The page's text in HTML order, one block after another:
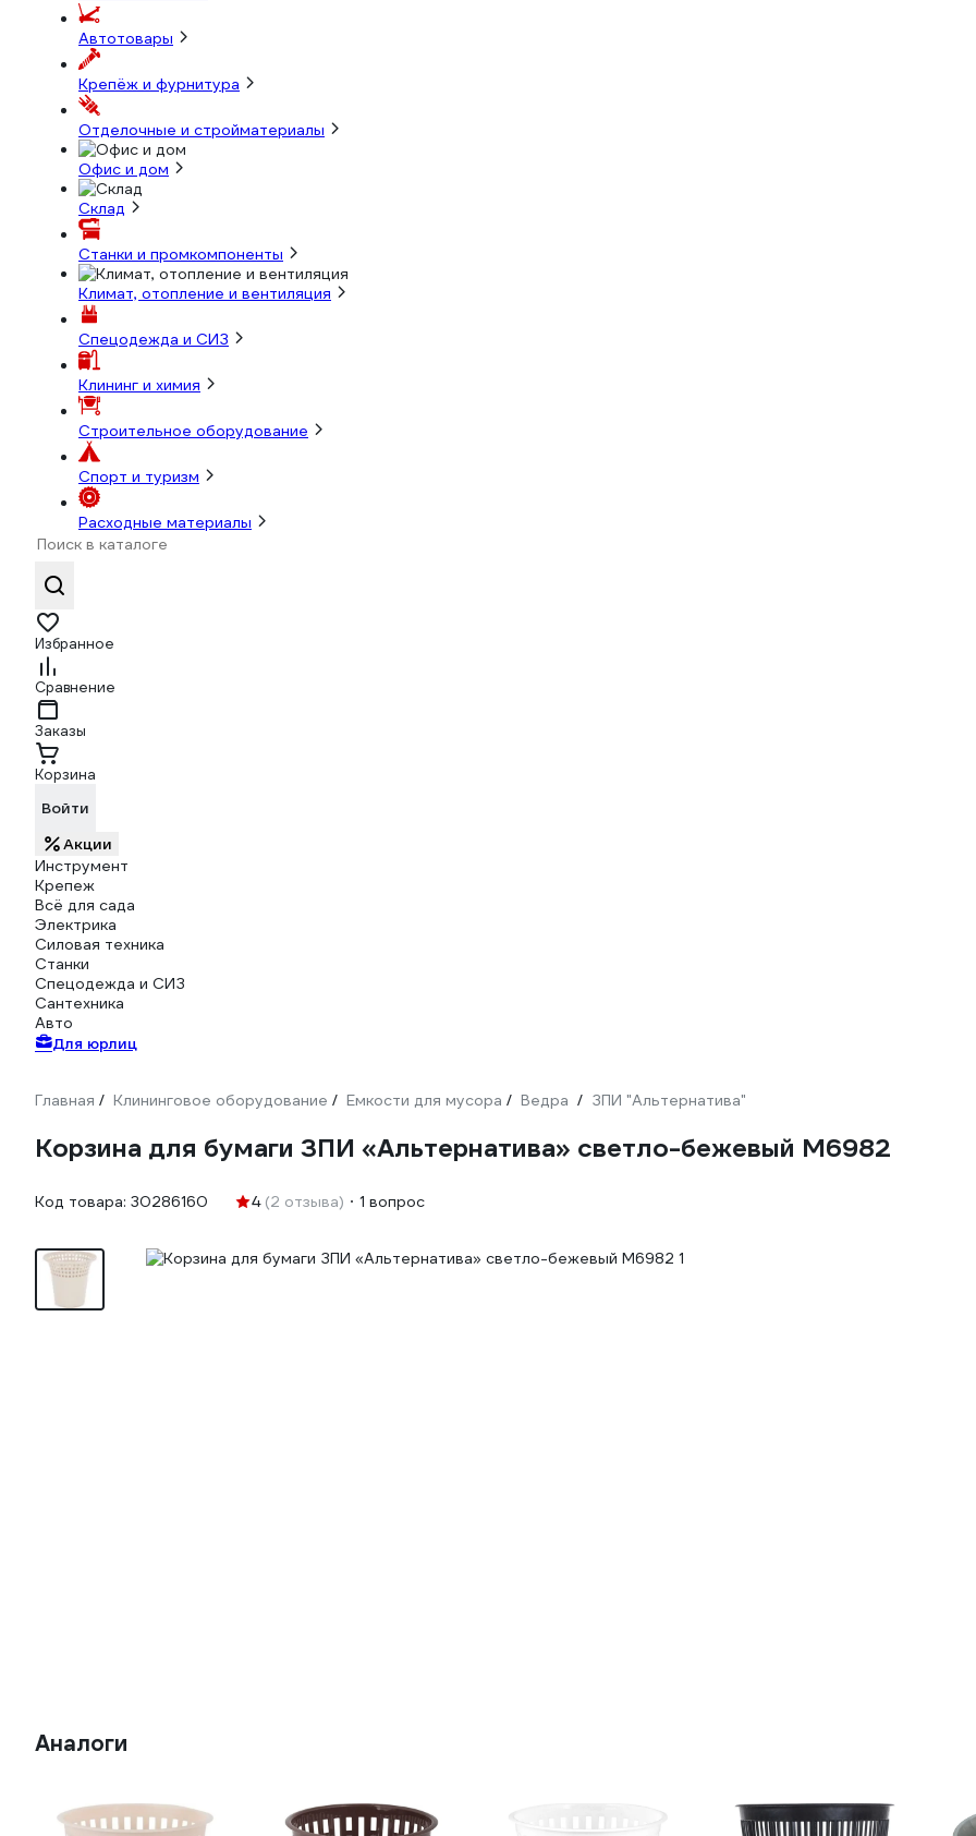
Автотовары
Крепёж и фурнитура
Отделочные и стройматериалы
Офис и дом
Склад
Станки и промкомпоненты
Климат, отопление и вентиляция
Спецодежда и СИЗ
Клининг и химия
Строительное оборудование
Спорт и туризм
Расходные материалы
Избранное
Сравнение
Заказы
Корзина
Войти
Акции
Инструмент
Крепеж
Всё для сада
Электрика
Силовая техника
Станки
Спецодежда и СИЗ
Сантехника
Авто
Для юрлиц
Главная / Клининговое оборудование / Емкости для мусора / Ведра / ЗПИ "Альтернатива"
Корзина для бумаги ЗПИ «Альтернатива» светло-бежевый М6982
Код товара: 30286160 4 (2 отзыва) 1 вопрос
Аналоги